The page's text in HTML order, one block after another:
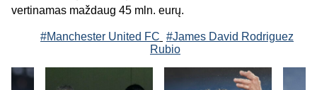
vertinamas maždaug 45 mln. eurų.
#Manchester United FC #James David Rodriguez
Rubio